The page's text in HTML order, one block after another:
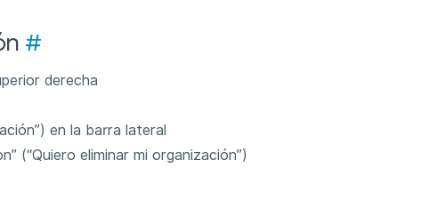
#
derecha
en la barra lateral
(“Quiero eliminar mi organización”)